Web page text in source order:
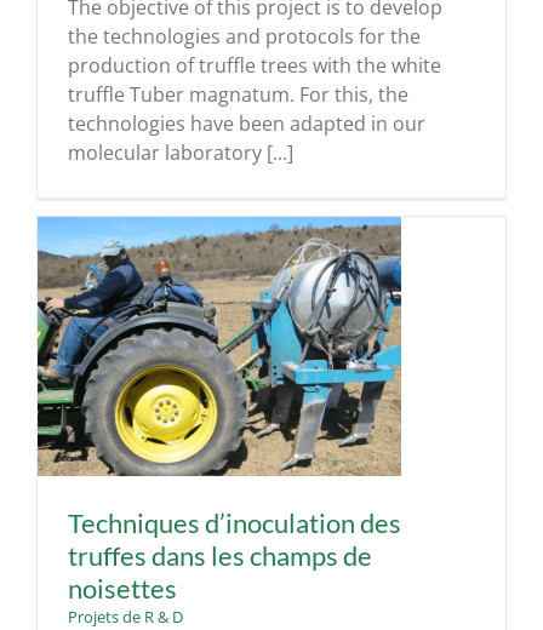
The objective of this project is to develop
the technologies and protocols for the
production of truffle trees with the white
truffle Tuber magnatum. For this, the
technologies have been adapted in our
molecular laboratory [...]
Techniques d’inoculation des
truffes dans les champs de
noisettes
Projets de R & D